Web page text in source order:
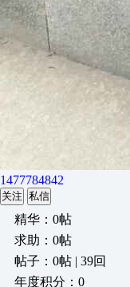
1477784842
关注 私信
精华：0帖
求助：0帖
帖子：0帖 | 39回
年度积分：0